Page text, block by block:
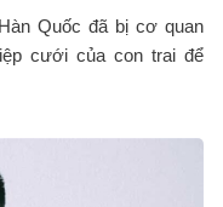
Quốc đã bị cơ quan
cưới của con trai để